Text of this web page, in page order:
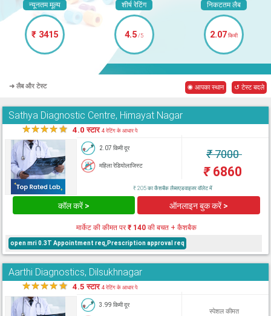
न्यूनतम मूल्य
₹ 3415
शीर्ष रेटिंग
4.5/5
निकटतम लैब
2.07 किमी
➜ लैब और टेस्ट ◉ आपका स्थान ↺ टेस्ट बदले
Sathya Diagnostic Centre, Himayat Nagar
★★★★★ 4.0 स्टार4 रेटिंग के आधार पे
2.07 किमी दूर
महिला रेडियोलाजिस्ट
₹7000
₹6860
₹ 205 का कैशबैक लैब्सएडवाइजर वॉलेट में
कॉल करें > ऑनलाइन बुक करें >
मार्केट की कीमत पर₹ 140की बचत + कैशबैक
open mri 0.3T Appointment req,Prescription approval req
Aarthi Diagnostics, Dilsukhnagar
★★★★★ 4.5 स्टार4 रेटिंग के आधार पे
3.99 किमी दूर
स्पेशल कीमत